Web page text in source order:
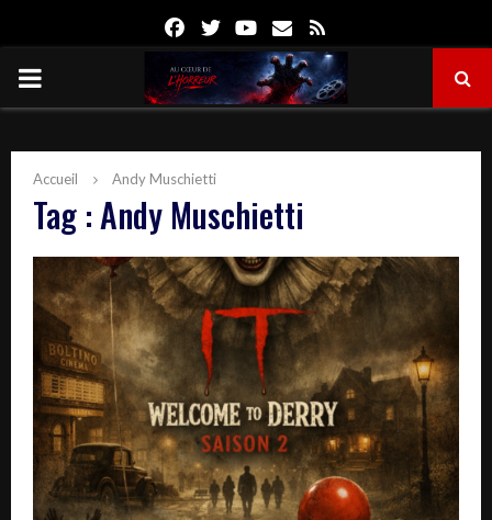
FacebookTwitterYoutube
Email
PRIMARY
Accueil Andy Muschietti
Tag : Andy Muschietti